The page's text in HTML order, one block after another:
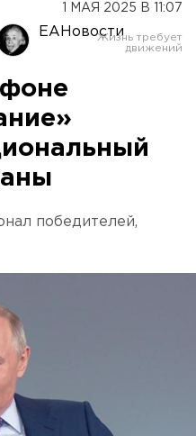
1 МАЯ 2025 В 11:07
ЕАНовости
победителей,